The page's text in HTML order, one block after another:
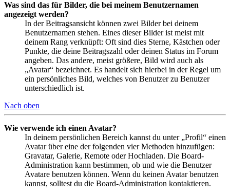
Was sind das für Bilder, die bei meinem Benutzernamen
angezeigt werden?
In der Beitragsansicht können zwei Bilder bei deinem
Benutzernamen stehen. Eines dieser Bilder ist meist mit
deinem Rang verknüpft: Oft sind dies Sterne, Kästchen oder
Punkte, die deine Beitragszahl oder deinen Status im Forum
angeben. Das andere, meist größere, Bild wird auch als
„Avatar“ bezeichnet. Es handelt sich hierbei in der Regel um
ein persönliches Bild, welches von Benutzer zu Benutzer
unterschiedlich ist.
Nach oben
Wie verwende ich einen Avatar?
In deinem persönlichen Bereich kannst du unter „Profil“ einen
Avatar über eine der folgenden vier Methoden hinzufügen:
Gravatar, Galerie, Remote oder Hochladen. Die Board-
Administration kann bestimmen, ob und wie die Benutzer
Avatare benutzen können. Wenn du keinen Avatar benutzen
kannst, solltest du die Board-Administration kontaktieren.